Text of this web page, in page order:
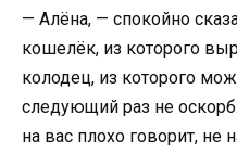
— Алёна, — спокойно
кошелёк, из которого
колодец, из которого
следующий раз не
на вас плохо говорит, не